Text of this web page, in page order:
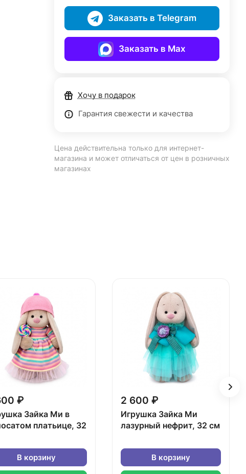
Заказать в Telegram
Заказать в Max
Хочу в подарок
Гарантия свежести и качества
Цена действительна только для интернет-
магазина и может отличаться от цен в розничных
магазинах
₽
Зайка Ми в
платьице, 32
В корзину
2 600 ₽
Игрушка Зайка Ми
лазурный нефрит, 32 см
В корзину